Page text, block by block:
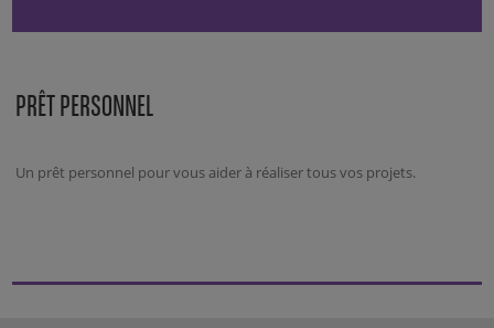
PRÊT PERSONNEL
Un prêt personnel pour vous aider à réaliser tous vos projets.